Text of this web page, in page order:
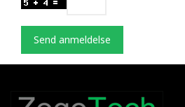
Send anmeldelse